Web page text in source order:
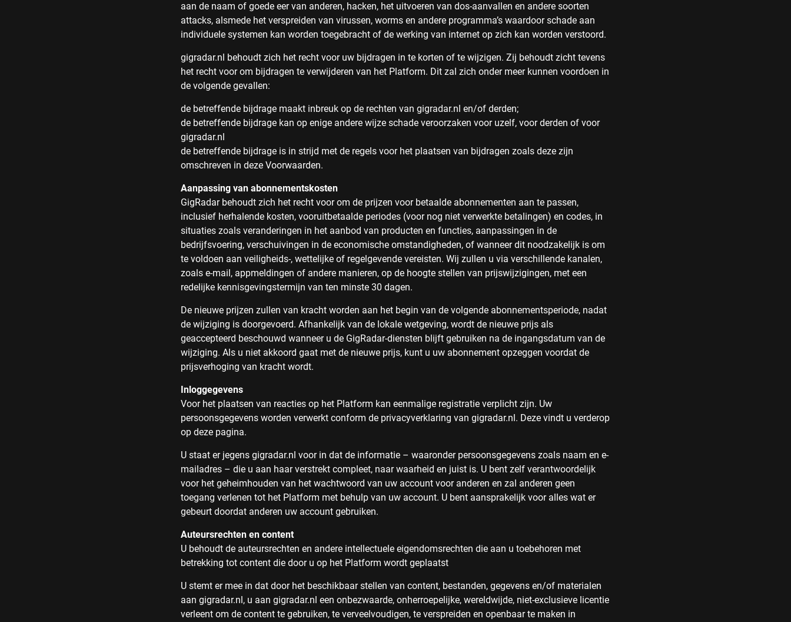
aan de naam of goede eer van anderen, hacken, het uitvoeren van dos-aanvallen en andere soorten
attacks, alsmede het verspreiden van virussen, worms en andere programma’s waardoor schade aan
individuele systemen kan worden toegebracht of de werking van internet op zich kan worden verstoord.
gigradar.nl behoudt zich het recht voor uw bijdragen in te korten of te wijzigen. Zij behoudt zicht tevens
het recht voor om bijdragen te verwijderen van het Platform. Dit zal zich onder meer kunnen voordoen in
de volgende gevallen:
de betreffende bijdrage maakt inbreuk op de rechten van gigradar.nl en/of derden;
de betreffende bijdrage kan op enige andere wijze schade veroorzaken voor uzelf, voor derden of voor
gigradar.nl
de betreffende bijdrage is in strijd met de regels voor het plaatsen van bijdragen zoals deze zijn
omschreven in deze Voorwaarden.
Aanpassing van abonnementskosten
GigRadar behoudt zich het recht voor om de prijzen voor betaalde abonnementen aan te passen,
inclusief herhalende kosten, vooruitbetaalde periodes (voor nog niet verwerkte betalingen) en codes, in
situaties zoals veranderingen in het aanbod van producten en functies, aanpassingen in de
bedrijfsvoering, verschuivingen in de economische omstandigheden, of wanneer dit noodzakelijk is om
te voldoen aan veiligheids-, wettelijke of regelgevende vereisten. Wij zullen u via verschillende kanalen,
zoals e-mail, appmeldingen of andere manieren, op de hoogte stellen van prijswijzigingen, met een
redelijke kennisgevingstermijn van ten minste 30 dagen.
De nieuwe prijzen zullen van kracht worden aan het begin van de volgende abonnementsperiode, nadat
de wijziging is doorgevoerd. Afhankelijk van de lokale wetgeving, wordt de nieuwe prijs als
geaccepteerd beschouwd wanneer u de GigRadar-diensten blijft gebruiken na de ingangsdatum van de
wijziging. Als u niet akkoord gaat met de nieuwe prijs, kunt u uw abonnement opzeggen voordat de
prijsverhoging van kracht wordt.
Inloggegevens
Voor het plaatsen van reacties op het Platform kan eenmalige registratie verplicht zijn. Uw
persoonsgegevens worden verwerkt conform de privacyverklaring van gigradar.nl. Deze vindt u verderop
op deze pagina.
U staat er jegens gigradar.nl voor in dat de informatie – waaronder persoonsgegevens zoals naam en e-
mailadres – die u aan haar verstrekt compleet, naar waarheid en juist is. U bent zelf verantwoordelijk
voor het geheimhouden van het wachtwoord van uw account voor anderen en zal anderen geen
toegang verlenen tot het Platform met behulp van uw account. U bent aansprakelijk voor alles wat er
gebeurt doordat anderen uw account gebruiken.
Auteursrechten en content
U behoudt de auteursrechten en andere intellectuele eigendomsrechten die aan u toebehoren met
betrekking tot content die door u op het Platform wordt geplaatst
U stemt er mee in dat door het beschikbaar stellen van content, bestanden, gegevens en/of materialen
aan gigradar.nl, u aan gigradar.nl een onbezwaarde, onherroepelijke, wereldwijde, niet-exclusieve licentie
verleent om de content te gebruiken, te verveelvoudigen, te verspreiden en openbaar te maken in